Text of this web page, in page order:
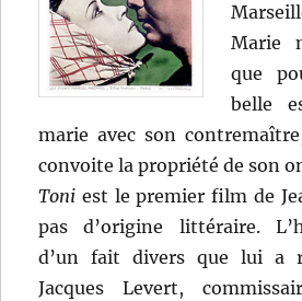
Marie
que
belle
marie avec son
convoite la propriété de son
Toni est le premier film de
pas d’origine littéraire.
d’un fait divers que lui a
Jacques Levert,